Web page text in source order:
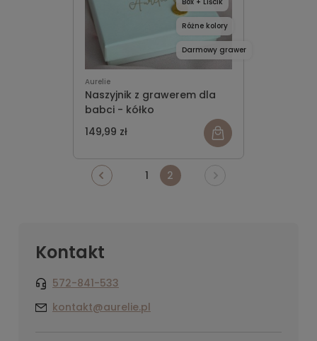
Aurelie
Naszyjnik z grawerem dla
babci - kółko
149,99 zł
Różne kolory
Darmowy grawer
1 2
Kontakt
572-841-533
kontakt@aurelie.pl